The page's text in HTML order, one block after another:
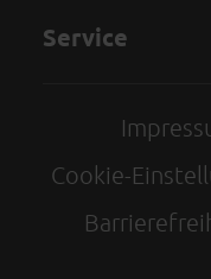
Service
Cookie-